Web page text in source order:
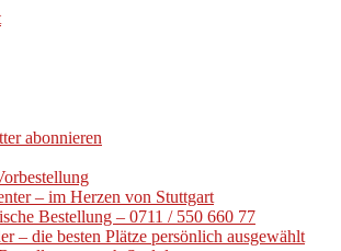
abonnieren
– im Herzen von Stuttgart
Bestellung – 0711 / 550 660 77
– die besten Plätze persönlich ausgewählt